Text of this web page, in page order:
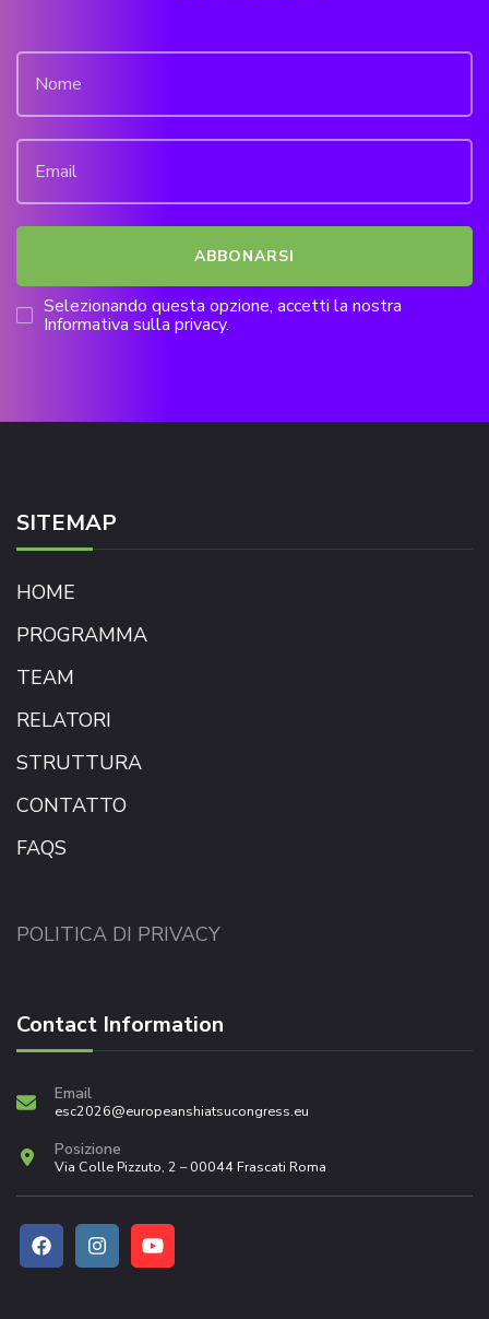
Selezionando questa opzione, accetti la nostra
Informativa sulla privacy.
SITEMAP
HOME
PROGRAMMA
TEAM
RELATORI
STRUTTURA
CONTATTO
FAQS
POLITICA DI PRIVACY
Contact Information
Email
esc2026@europeanshiatsucongress.eu
Posizione
Via Colle Pizzuto, 2 – 00044 Frascati Roma